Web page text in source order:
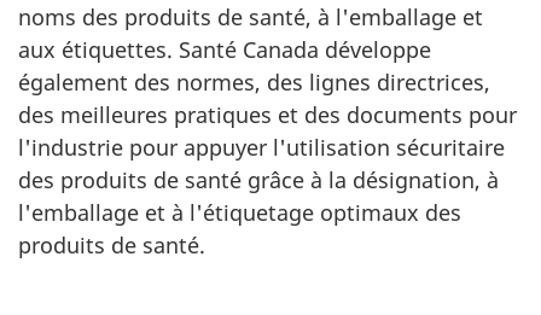
noms des produits de santé, à l'emballage et
aux étiquettes. Santé Canada développe
également des normes, des lignes directrices,
des meilleures pratiques et des documents pour
l'industrie pour appuyer l'utilisation sécuritaire
des produits de santé grâce à la désignation, à
l'emballage et à l'étiquetage optimaux des
produits de santé.